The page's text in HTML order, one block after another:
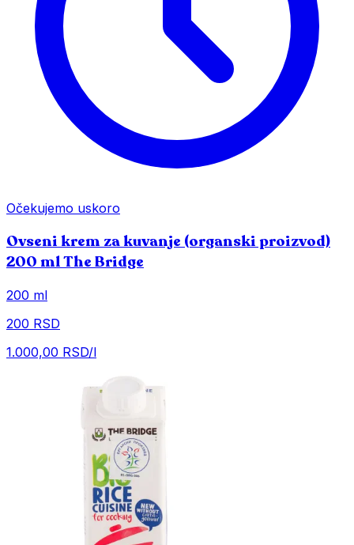
Očekujemo uskoro
Ovseni krem za kuvanje (organski proizvod)
200 ml The Bridge
200 ml
200 RSD
1.000,00 RSD/l